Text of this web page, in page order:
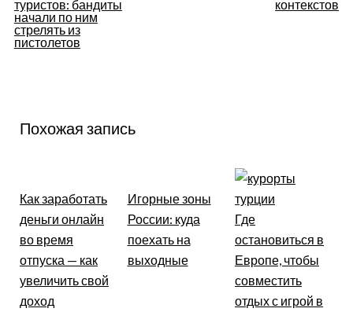
записям
туристов: бандиты
начали по ним
стрелять из
пистолетов
контекстов
Похожая запись
Как заработать
деньги онлайн
во время
отпуска — как
увеличить свой
доход
Игорные зоны
России: куда
поехать на
выходные
Где
остановиться в
Европе, чтобы
совместить
отдых с игрой в